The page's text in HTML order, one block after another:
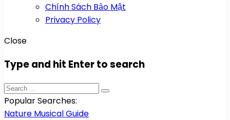
Chính Sách Bảo Mật
Privacy Policy
Close
Type and hit Enter to search
Popular Searches:
Nature MusicalGuide